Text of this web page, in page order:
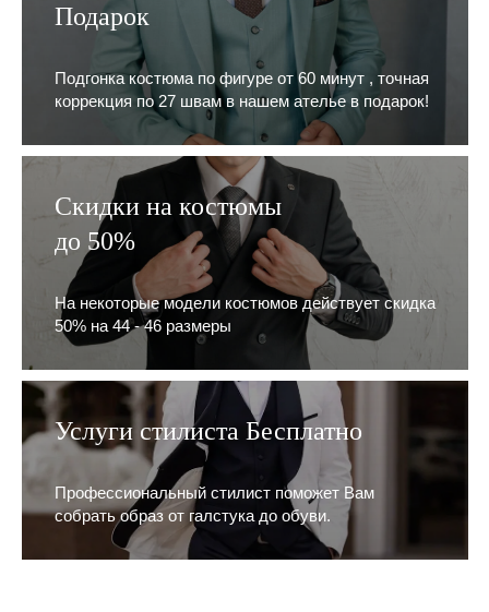
Подарок
Подгонка костюма по фигуре от 60 минут , точная
коррекция по 27 швам в нашем ателье в подарок!
Скидки на костюмы
до 50%
На некоторые модели костюмов действует скидка
50% на 44 - 46 размеры
Услуги стилиста Бесплатно
Профессиональный стилист поможет Вам
собрать образ от галстука до обуви.